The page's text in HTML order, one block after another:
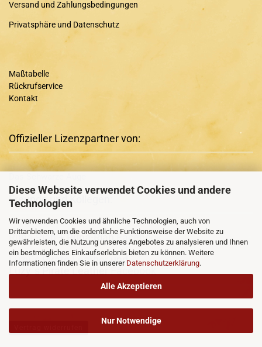
Diese Webseite verwendet Cookies und andere
Technologien
Wir verwenden Cookies und ähnliche Technologien, auch von
Drittanbietern, um die ordentliche Funktionsweise der Website zu
gewährleisten, die Nutzung unseres Angebotes zu analysieren und Ihnen
ein bestmögliches Einkaufserlebnis bieten zu können. Weitere
Informationen finden Sie in unserer Datenschutzerklärung.
Alle Akzeptieren
Nur Notwendige
Versand und Zahlungsbedingungen
Privatsphäre und Datenschutz
Maßtabelle
Rückrufservice
Kontakt
Offizieller Lizenzpartner von:
Freunde und Kollegen:
Runa-Rian + Runa-RianFacebook
Luzy´s Pirate Leatherund